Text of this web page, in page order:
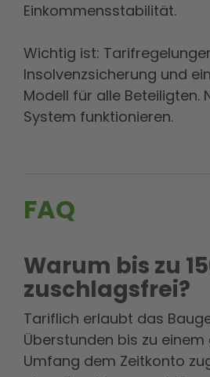
Einkommensstabilität.
Wichtig ist:
Insolvenzsicherung und
Modell für alle Beteiligten.
System funktionieren.
FAQ
Warum bis zu
zuschlagsfrei?
Tariflich erlaubt das
Überstunden bis zu einem
Umfang dem Zeitkonto